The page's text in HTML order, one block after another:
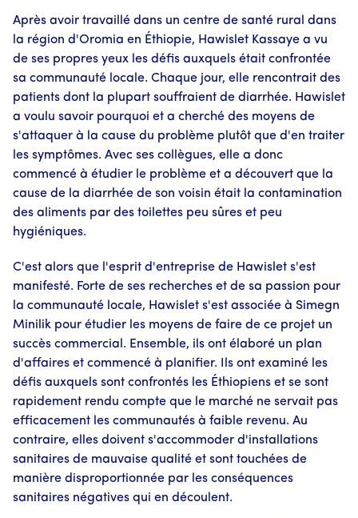
Après avoir travaillé dans un centre de santé rural dans
la région d'Oromia en Éthiopie, Hawislet Kassaye a vu
de ses propres yeux les défis auxquels était confrontée
sa communauté locale. Chaque jour, elle rencontrait des
patients dont la plupart souffraient de diarrhée. Hawislet
a voulu savoir pourquoi et a cherché des moyens de
s'attaquer à la cause du problème plutôt que d'en traiter
les symptômes. Avec ses collègues, elle a donc
commencé à étudier le problème et a découvert que la
cause de la diarrhée de son voisin était la contamination
des aliments par des toilettes peu sûres et peu
hygiéniques.
C'est alors que l'esprit d'entreprise de Hawislet s'est
manifesté. Forte de ses recherches et de sa passion pour
la communauté locale, Hawislet s'est associée à Simegn
Minilik pour étudier les moyens de faire de ce projet un
succès commercial. Ensemble, ils ont élaboré un plan
d'affaires et commencé à planifier. Ils ont examiné les
défis auxquels sont confrontés les Éthiopiens et se sont
rapidement rendu compte que le marché ne servait pas
efficacement les communautés à faible revenu. Au
contraire, elles doivent s'accommoder d'installations
sanitaires de mauvaise qualité et sont touchées de
manière disproportionnée par les conséquences
sanitaires négatives qui en découlent.